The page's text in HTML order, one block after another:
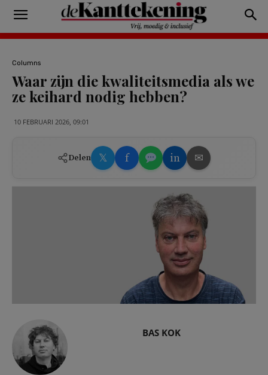
Columns
Waar zijn die kwaliteitsmedia als we
ze keihard nodig hebben?
10 FEBRUARI 2026, 09:01
Delen 𝕏 f in ✉
BAS KOK